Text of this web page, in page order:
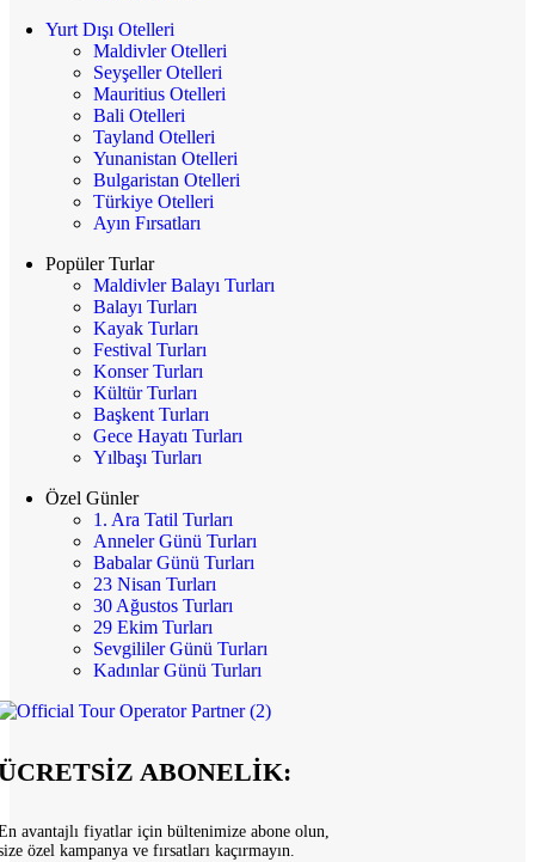
Yurt Dışı Otelleri
Maldivler Otelleri
Seyşeller Otelleri
Mauritius Otelleri
Bali Otelleri
Tayland Otelleri
Yunanistan Otelleri
Bulgaristan Otelleri
Türkiye Otelleri
Ayın Fırsatları
Popüler Turlar
Maldivler Balayı Turları
Balayı Turları
Kayak Turları
Festival Turları
Konser Turları
Kültür Turları
Başkent Turları
Gece Hayatı Turları
Yılbaşı Turları
Özel Günler
1. Ara Tatil Turları
Anneler Günü Turları
Babalar Günü Turları
23 Nisan Turları
30 Ağustos Turları
29 Ekim Turları
Sevgililer Günü Turları
Kadınlar Günü Turları
ABONELİK:
avantajlı fiyatlar için bültenimize abone olun,
özel kampanya ve fırsatları kaçırmayın.